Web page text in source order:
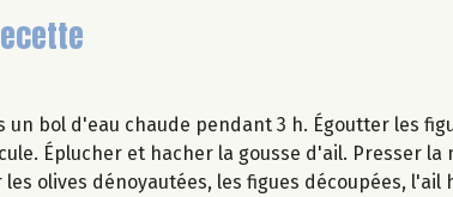
un bol d'eau chaude pendant 3 h. Égoutter les
Éplucher et hacher la gousse d'ail. Presser
olives dénoyautées, les figues découpées,